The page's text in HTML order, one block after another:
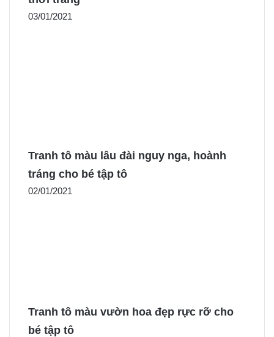
03/01/2021
Tranh tô màu lâu đài nguy nga, hoành
tráng cho bé tập tô
02/01/2021
Tranh tô màu vườn hoa đẹp rực rỡ cho
bé tập tô